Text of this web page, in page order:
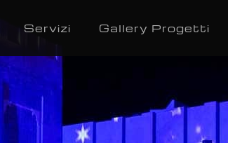
Servizi Gallery Progetti